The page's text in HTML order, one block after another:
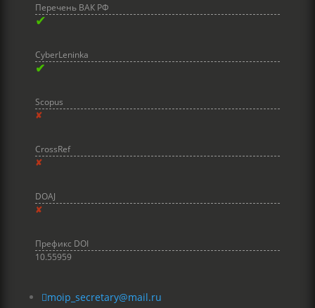
Перечень ВАК РФ
✔
CyberLeninka
✔
Scopus
✘
CrossRef
✘
DOAJ
✘
Префикс DOI
10.55959
moip_secretary@mail.ru